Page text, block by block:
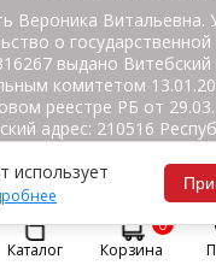
Вероника Витальевна.
о
выдано
комитетом
реестре РБ от
адрес: 210516
область, Витебский
с, аг.Ольгово,
защиты данных
Гарантия/Экспертиза Обмен/
Каталог Корзина
0
использует